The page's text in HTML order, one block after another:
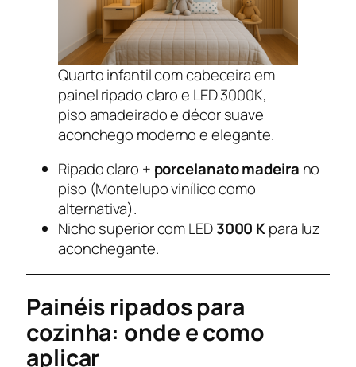
Quarto infantil com cabeceira em
painel ripado claro e LED 3000K,
piso amadeirado e décor suave
aconchego moderno e elegante.
Ripado claro + porcelanato madeira no
piso (Montelupo vinílico como
alternativa).
Nicho superior com LED3000 Kpara luz
aconchegante.
Painéis ripados para
cozinha: onde e como
aplicar